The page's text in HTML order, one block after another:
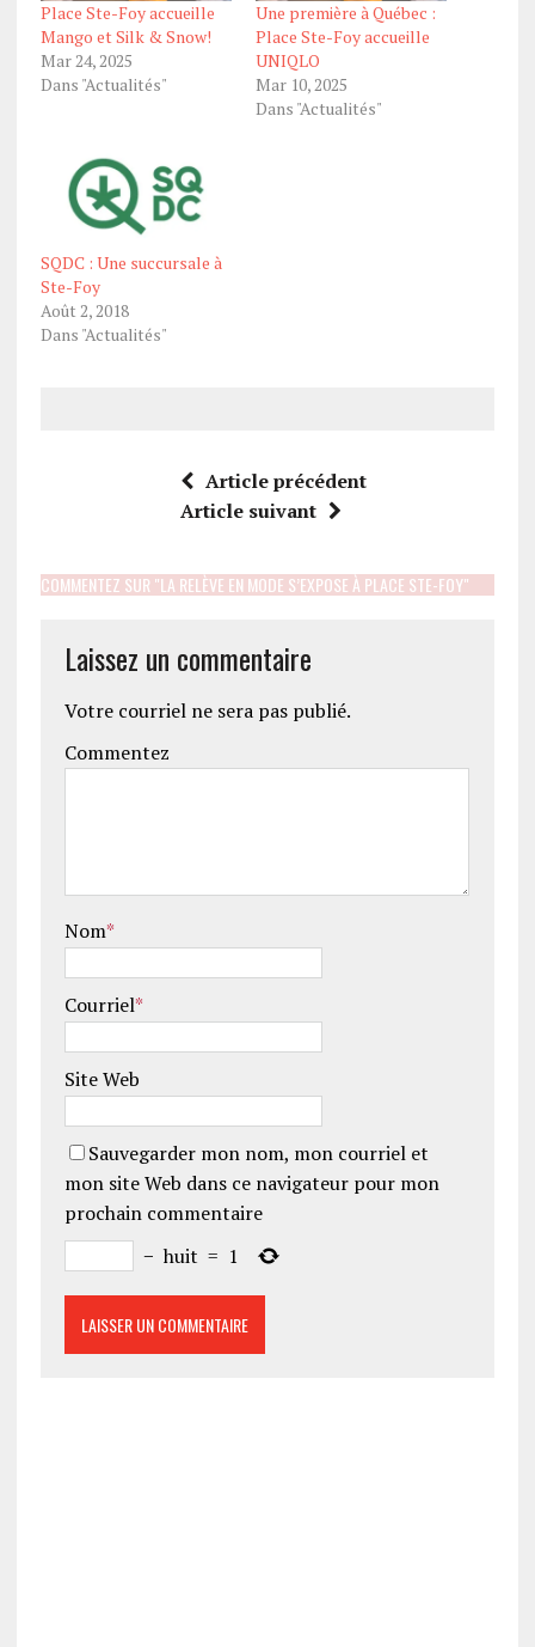
Place Ste-Foy accueille
Mango et Silk & Snow!
Mar 24, 2025
Dans "Actualités"
Une première à Québec :
Place Ste-Foy accueille
UNIQLO
Mar 10, 2025
Dans "Actualités"
SQDC : Une succursale à
Ste-Foy
Août 2, 2018
Dans "Actualités"
Article précédent
Article suivant
COMMENTEZ SUR "LA RELÈVE EN MODE S’EXPOSE À PLACE STE-FOY"
Laissez un commentaire
Votre courriel ne sera pas publié.
Commentez
Nom*
Courriel*
Site Web
Sauvegarder mon nom, mon courriel et
mon site Web dans ce navigateur pour mon
prochain commentaire
− huit = 1